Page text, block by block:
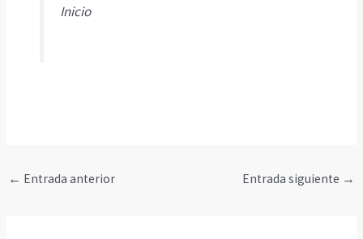
Inicio
← Entrada anterior Entrada siguiente →